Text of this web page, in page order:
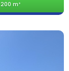
200 m²